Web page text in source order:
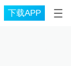
下载APP